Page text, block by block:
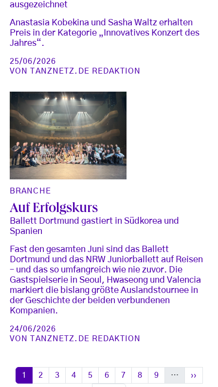
ausgezeichnet
Anastasia Kobekina und Sasha Waltz erhalten
Preis in der Kategorie „Innovatives Konzert des
Jahres“.
25/06/2026
VON
TANZNETZ.DE REDAKTION
BRANCHE
Auf Erfolgskurs
Ballett Dortmund gastiert in Südkorea und
Spanien
Fast den gesamten Juni sind das Ballett
Dortmund und das NRW Juniorballett auf Reisen
– und das so umfangreich wie nie zuvor. Die
Gastspielserie in Seoul, Hwaseong und Valencia
markiert die bislang größte Auslandstournee in
der Geschichte der beiden verbundenen
Kompanien.
24/06/2026
VON
TANZNETZ.DE REDAKTION
Seitennummerierung
Seite
1 Seite
2 Seite
3 Seite
4 Seite
5 Seite
6 Seite
7 Seite
8 Seite
9 … ››